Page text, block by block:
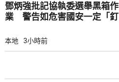
鄧炳強批記協執委選舉黑箱作
業 警告如危害國安一定「釘
本地 3小時前